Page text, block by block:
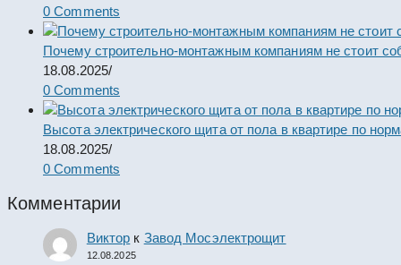
0 Comments
Почему строительно-монтажным компаниям не стоит
18.08.2025/
0 Comments
Высота электрического щита от пола в квартире по
18.08.2025/
0 Comments
Комментарии
Виктор к Завод Мосэлектрощит
12.08.2025